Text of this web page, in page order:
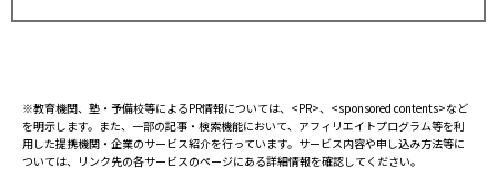
※教育機関、塾・予備校等によるPR情報については、<PR>、<sponsored contents>など
を明示します。また、一部の記事・検索機能において、アフィリエイトプログラム等を利
用した提携機関・企業のサービス紹介を行っています。サービス内容や申し込み方法等に
ついては、リンク先の各サービスのページにある詳細情報を確認してください。